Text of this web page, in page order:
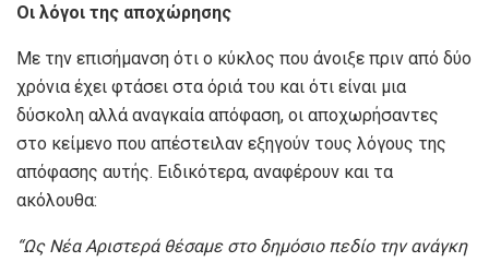
Οι λόγοι της αποχώρησης
Με την επισήμανση ότι ο κύκλος που άνοιξε πριν από δύο
χρόνια έχει φτάσει στα όριά του και ότι είναι μια
δύσκολη αλλά αναγκαία απόφαση, οι αποχωρήσαντες
στο κείμενο που απέστειλαν εξηγούν τους λόγους της
απόφασης αυτής. Ειδικότερα, αναφέρουν και τα
ακόλουθα:
“Ως Νέα Αριστερά θέσαμε στο δημόσιο πεδίο την ανάγκη